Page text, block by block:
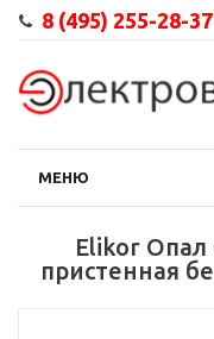
8 (495) 255-28-37
МЕНЮ
Elikor Опал
пристенная